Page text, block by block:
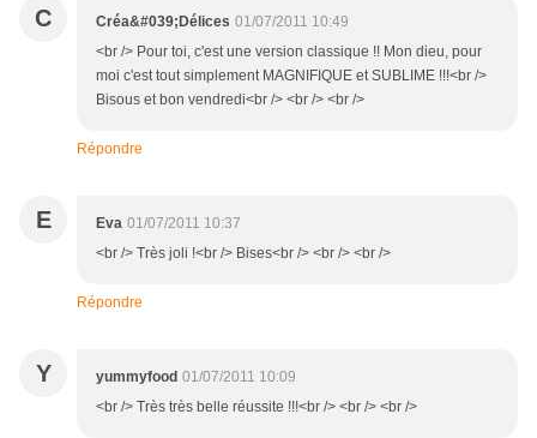
C Créa&#039;Délices 01/07/2011 10:49
<br /> Pour toi, c'est une version classique !! Mon dieu, pour
moi c'est tout simplement MAGNIFIQUE et SUBLIME !!!<br />
Bisous et bon vendredi<br /> <br /> <br />
Répondre
E Eva 01/07/2011 10:37
<br /> Très joli !<br /> Bises<br /> <br /> <br />
Répondre
Y yummyfood 01/07/2011 10:09
<br /> Très très belle réussite !!!<br /> <br /> <br />